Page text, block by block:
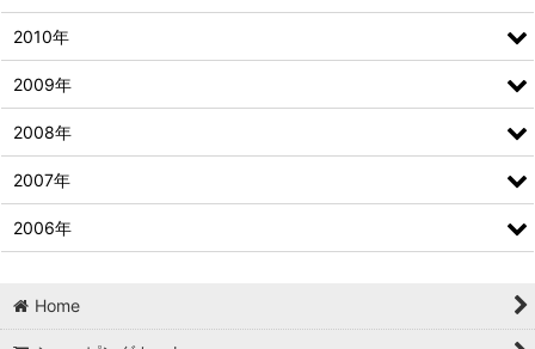
2010年
2009年
2008年
2007年
2006年
Home